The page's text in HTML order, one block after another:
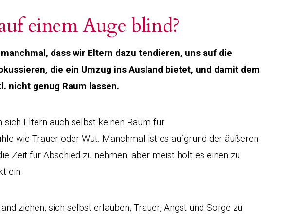
einem Auge blind?
dass wir Eltern dazu tendieren, uns auf die
die ein Umzug ins Ausland bietet, und damit dem
nicht genug Raum lassen.
sich Eltern auch selbst keinen Raum für
wie Trauer oder Wut. Manchmal ist es aufgrund der äußeren
Zeit für Abschied zu nehmen, aber meist holt es einen zu
ein.
ziehen, sich selbst erlauben, Trauer, Angst und Sorge zu